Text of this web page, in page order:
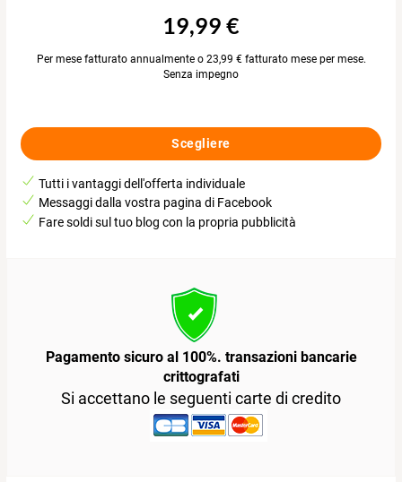
19,99 €
Per mese fatturato annualmente o 23,99 € fatturato mese per mese.
Senza impegno
Scegliere
Tutti i vantaggi dell'offerta individuale
Messaggi dalla vostra pagina di Facebook
Fare soldi sul tuo blog con la propria pubblicità
Pagamento sicuro al 100%. transazioni bancarie
crittografati
Si accettano le seguenti carte di credito